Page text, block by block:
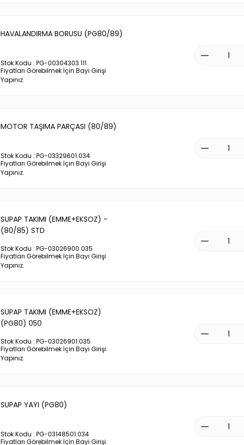
HAVALANDIRMA BORUSU (PG80/89)
Stok Kodu : PG-00304303.111
Fiyatları Görebilmek İçin Bayi Girişi
Yapınız.
MOTOR TAŞIMA PARÇASI (80/89)
Stok Kodu : PG-03329601.034
Fiyatları Görebilmek İçin Bayi Girişi
Yapınız.
SUPAP TAKIMI (EMME+EKSOZ) -
(80/85) STD
Stok Kodu : PG-03026900.035
Fiyatları Görebilmek İçin Bayi Girişi
Yapınız.
SUPAP TAKIMI (EMME+EKSOZ)
(PG80) 050
Stok Kodu : PG-03026901.035
Fiyatları Görebilmek İçin Bayi Girişi
Yapınız.
SUPAP YAYI (PG80)
Stok Kodu : PG-03148501.034
Fiyatları Görebilmek İçin Bayi Girişi